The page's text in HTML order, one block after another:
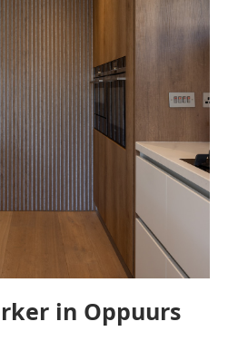
in Oppuurs